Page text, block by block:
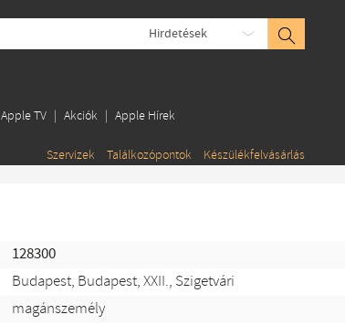
Hirdetések
Apple TV Akciók Apple Hírek
Szervizek Találkozópontok Készülékfelvásárlás
128300
Budapest, Budapest, XXII., Szigetvári
magánszemély